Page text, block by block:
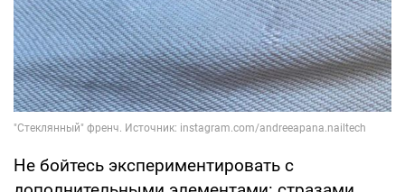
Не бойтесь экспериментировать с